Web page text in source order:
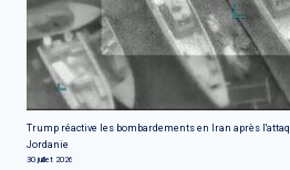
Trump réactive les bombardements en Iran après
Jordanie
30 juillet 2026